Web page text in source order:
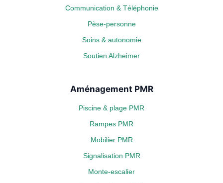
Communication & Téléphonie
Pèse-personne
Soins & autonomie
Soutien Alzheimer
Aménagement PMR
Piscine & plage PMR
Rampes PMR
Mobilier PMR
Signalisation PMR
Monte-escalier